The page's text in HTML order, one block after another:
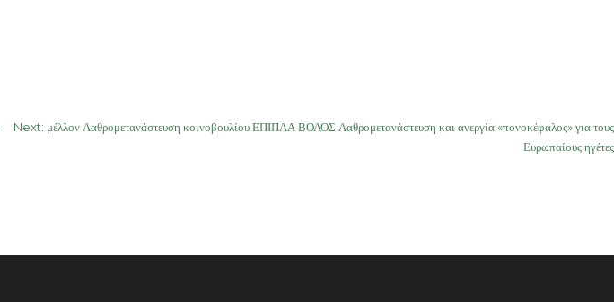
Next: μέλλον Λαθρομετανάστευση κοινοβουλίου ΕΠΙΠΛΑ ΒΟΛΟΣ Λαθρομετανάστευση και ανεργία «πονοκέφαλος» για τους
Ευρωπαίους ηγέτες